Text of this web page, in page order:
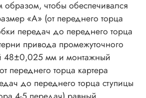
образом, чтобы обеспечивался
«А» (от переднего торца
передач до переднего торца
привода промежуточного
48±0,025 мм и монтажный
переднего торца картера
до переднего торца ступицы